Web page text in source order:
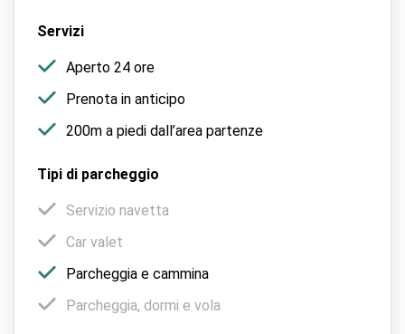
Servizi
Aperto 24 ore
Prenota in anticipo
200m a piedi dall’area partenze
Tipi di parcheggio
Servizio navetta
Car valet
Parcheggia e cammina
Parcheggia, dormi e vola